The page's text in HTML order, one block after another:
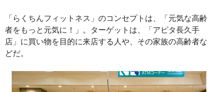
「らくちんフィットネス」のコンセプトは、「元気な高齢
者をもっと元気に！」。ターゲットは、「アピタ長久手
店」に買い物を目的に来店する人や、その家族の高齢者な
どだ。